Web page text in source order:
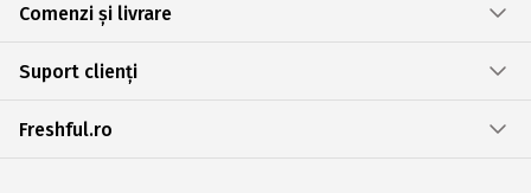
Comenzi și livrare
Suport clienți
Freshful.ro